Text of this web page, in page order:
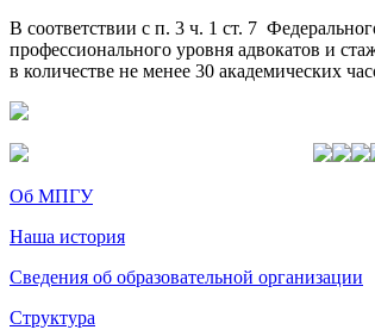
В соответствии с п. 3 ч. 1 ст. 7
профессионального уровня адвокатов и
в количестве не менее 30 академических
Об МПГУ
Наша история
Сведения об образовательной организации
Структура